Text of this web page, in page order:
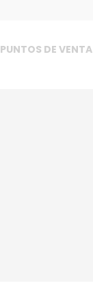
PUNTOS DE VENTA